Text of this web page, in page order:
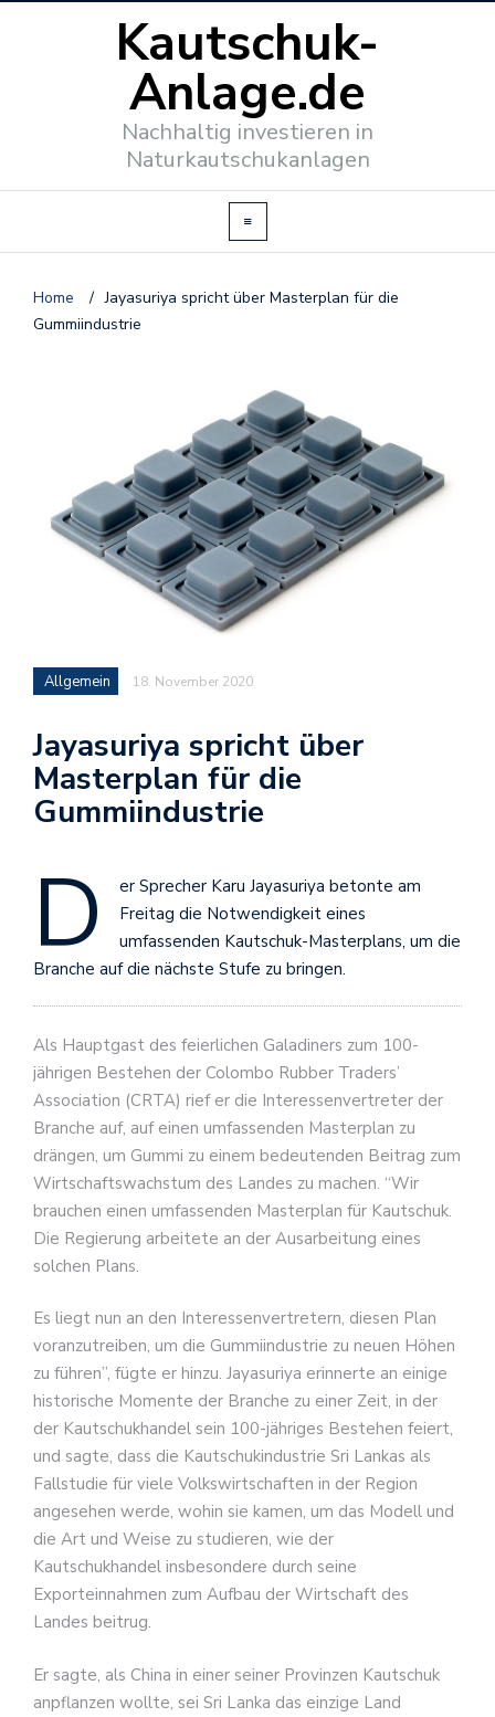
Kautschuk-
Anlage.de
Nachhaltig investieren in
Naturkautschukanlagen
Home / Jayasuriya spricht über Masterplan für die
Gummiindustrie
Allgemein 18. November 2020
Jayasuriya spricht über
Masterplan für die
Gummiindustrie
D
er Sprecher Karu Jayasuriya betonte am
Freitag die Notwendigkeit eines
umfassenden Kautschuk-Masterplans, um die
Branche auf die nächste Stufe zu bringen.
Als Hauptgast des feierlichen Galadiners zum 100-
jährigen Bestehen der Colombo Rubber Traders’
Association (CRTA) rief er die Interessenvertreter der
Branche auf, auf einen umfassenden Masterplan zu
drängen, um Gummi zu einem bedeutenden Beitrag zum
Wirtschaftswachstum des Landes zu machen. “Wir
brauchen einen umfassenden Masterplan für Kautschuk.
Die Regierung arbeitete an der Ausarbeitung eines
solchen Plans.
Es liegt nun an den Interessenvertretern, diesen Plan
voranzutreiben, um die Gummiindustrie zu neuen Höhen
zu führen”, fügte er hinzu. Jayasuriya erinnerte an einige
historische Momente der Branche zu einer Zeit, in der
der Kautschukhandel sein 100-jähriges Bestehen feiert,
und sagte, dass die Kautschukindustrie Sri Lankas als
Fallstudie für viele Volkswirtschaften in der Region
angesehen werde, wohin sie kamen, um das Modell und
die Art und Weise zu studieren, wie der
Kautschukhandel insbesondere durch seine
Exporteinnahmen zum Aufbau der Wirtschaft des
Landes beitrug.
Er sagte, als China in einer seiner Provinzen Kautschuk
anpflanzen wollte, sei Sri Lanka das einzige Land